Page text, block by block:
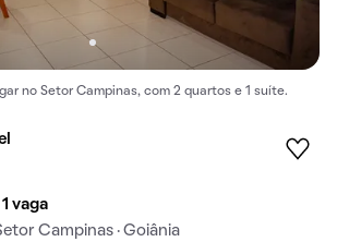
no Setor Campinas, com 2 quartos e 1 suíte.
vaga
Campinas · Goiânia